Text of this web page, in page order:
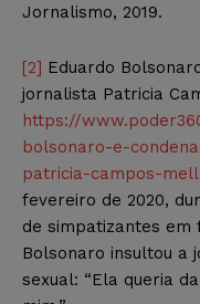
Jornalismo, 2019.
[2] Eduardo
jornalista Patricia
https://
bolsonaro-e-
patricia-campos-
fevereiro de 2020,
de simpatizantes em
Bolsonaro insultou a
sexual: “Ela queria